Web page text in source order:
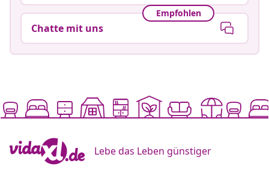
Empfohlen
Chatte mit uns
Lebe das Leben günstiger